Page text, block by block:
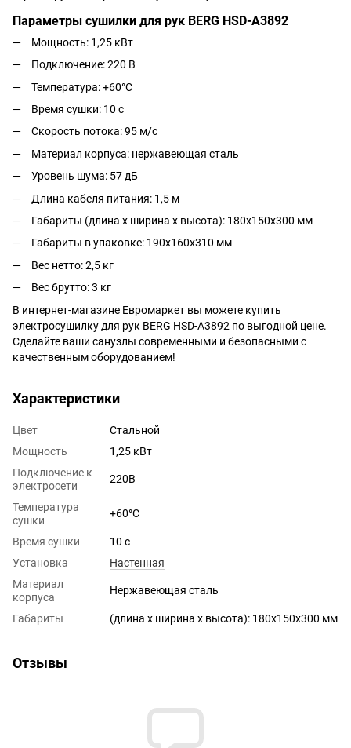
Параметры сушилки для рук BERG HSD-A3892
Мощность: 1,25 кВт
Подключение: 220 В
Температура: +60°С
Время сушки: 10 с
Скорость потока: 95 м/с
Материал корпуса: нержавеющая сталь
Уровень шума: 57 дБ
Длина кабеля питания: 1,5 м
Габариты (длина х ширина х высота): 180x150x300 мм
Габариты в упаковке: 190х160х310 мм
Вес нетто: 2,5 кг
Вес брутто: 3 кг
В интернет-магазине Евромаркет вы можете купить
электросушилку для рук BERG HSD-A3892 по выгодной цене.
Сделайте ваши санузлы современными и безопасными с
качественным оборудованием!
Характеристики
Цвет
Стальной
Мощность
1,25 кВт
Подключение к
электросети
220В
Температура
сушки
+60°С
Время сушки
10 с
Установка
Настенная
Материал
корпуса
Нержавеющая сталь
Габариты (длина х ширина х высота): 180x150x300 мм
Отзывы